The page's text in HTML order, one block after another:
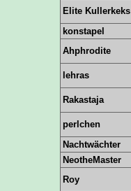
Elite Kullerkeks
konstapel
Ahphrodite
lehras
Rakastaja
perlchen
Nachtwächter
NeotheMaster
Roy